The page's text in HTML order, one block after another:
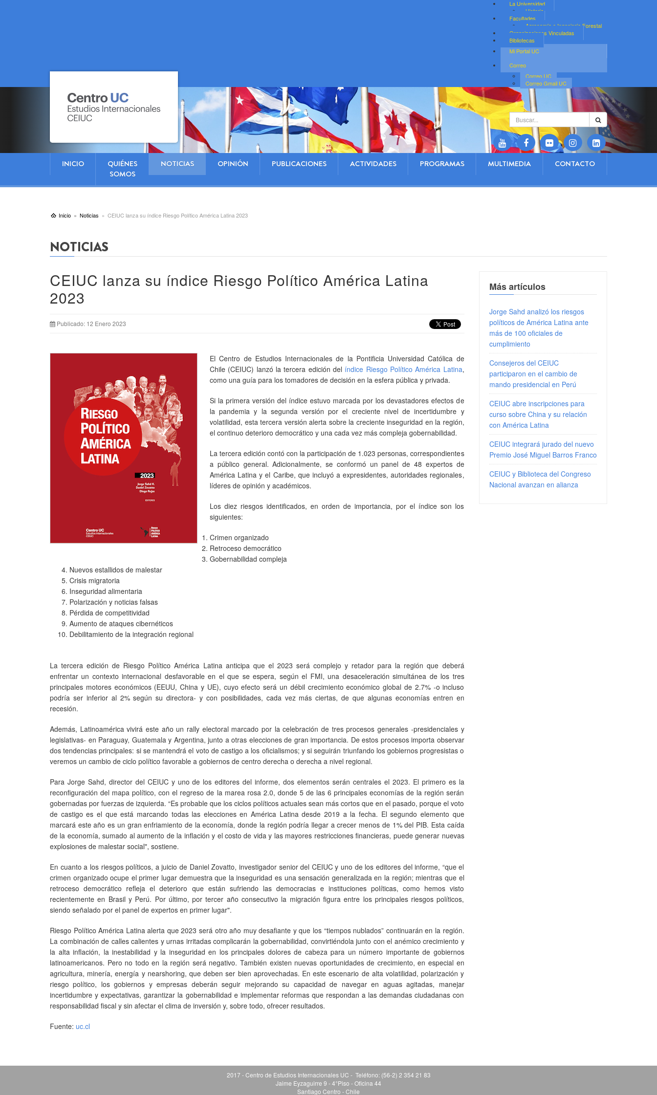
La Universidad
Historia
Facultades
Agronomía e Ingeniería Forestal
Organizaciones Vinculadas
Bibliotecas
Mi Portal UC
Correo
Correo UC
Correo Gmail UC
Buscar...
INICIO
QUIÉNES
SOMOS
NOTICIAS OPINIÓN PUBLICACIONES ACTIVIDADES PROGRAMAS MULTIMEDIA CONTACTO
Inicio Noticias CEIUC lanza su índice Riesgo Político América Latina 2023
NOTICIAS
CEIUC lanza su índice Riesgo Político América Latina
2023
Publicado: 12 Enero 2023
El Centro de Estudios Internacionales de la Pontificia Universidad Católica de
Chile (CEIUC) lanzó la tercera edición del índice Riesgo Político América Latina,
como una guía para los tomadores de decisión en la esfera pública y privada.
Si la primera versión del índice estuvo marcada por los devastadores efectos de
la pandemia y la segunda versión por el creciente nivel de incertidumbre y
volatilidad, esta tercera versión alerta sobre la creciente inseguridad en la región,
el continuo deterioro democrático y una cada vez más compleja gobernabilidad.
La tercera edición contó con la participación de 1.023 personas, correspondientes
a público general. Adicionalmente, se conformó un panel de 48 expertos de
América Latina y el Caribe, que incluyó a expresidentes, autoridades regionales,
líderes de opinión y académicos.
Los diez riesgos identificados, en orden de importancia, por el índice son los
siguientes:
Crimen organizado
Retroceso democrático
Gobernabilidad compleja
Nuevos estallidos de malestar
Crisis migratoria
Inseguridad alimentaria
Polarización y noticias falsas
Pérdida de competitividad
Aumento de ataques cibernéticos
Debilitamiento de la integración regional
La tercera edición de Riesgo Político América Latina anticipa que el 2023 será complejo y retador para la región que deberá
enfrentar un contexto internacional desfavorable en el que se espera, según el FMI, una desaceleración simultánea de los tres
principales motores económicos (EEUU, China y UE), cuyo efecto será un débil crecimiento económico global de 2.7% -o incluso
podría ser inferior al 2% según su directora- y con posibilidades, cada vez más ciertas, de que algunas economías entren en
recesión.
Además, Latinoamérica vivirá este año un rally electoral marcado por la celebración de tres procesos generales -presidenciales y
legislativas- en Paraguay, Guatemala y Argentina, junto a otras elecciones de gran importancia. De estos procesos importa observar
dos tendencias principales: si se mantendrá el voto de castigo a los oficialismos; y si seguirán triunfando los gobiernos progresistas o
veremos un cambio de ciclo político favorable a gobiernos de centro derecha o derecha a nivel regional.
Para Jorge Sahd, director del CEIUC y uno de los editores del informe, dos elementos serán centrales el 2023. El primero es la
reconfiguración del mapa político, con el regreso de la marea rosa 2.0, donde 5 de las 6 principales economías de la región serán
gobernadas por fuerzas de izquierda. “Es probable que los ciclos políticos actuales sean más cortos que en el pasado, porque el voto
de castigo es el que está marcando todas las elecciones en América Latina desde 2019 a la fecha. El segundo elemento que
marcará este año es un gran enfriamiento de la economía, donde la región podría llegar a crecer menos de 1% del PIB. Esta caída
de la economía, sumado al aumento de la inflación y el costo de vida y las mayores restricciones financieras, puede generar nuevas
explosiones de malestar social", sostiene.
En cuanto a los riesgos políticos, a juicio de Daniel Zovatto, investigador senior del CEIUC y uno de los editores del informe, “que el
crimen organizado ocupe el primer lugar demuestra que la inseguridad es una sensación generalizada en la región; mientras que el
retroceso democrático refleja el deterioro que están sufriendo las democracias e instituciones políticas, como hemos visto
recientemente en Brasil y Perú. Por último, por tercer año consecutivo la migración figura entre los principales riesgos políticos,
siendo señalado por el panel de expertos en primer lugar".
Riesgo Político América Latina alerta que 2023 será otro año muy desafiante y que los “tiempos nublados” continuarán en la región.
La combinación de calles calientes y urnas irritadas complicarán la gobernabilidad, convirtiéndola junto con el anémico crecimiento y
la alta inflación, la inestabilidad y la inseguridad en los principales dolores de cabeza para un número importante de gobiernos
latinoamericanos. Pero no todo en la región será negativo. También existen nuevas oportunidades de crecimiento, en especial en
agricultura, minería, energía y nearshoring, que deben ser bien aprovechadas. En este escenario de alta volatilidad, polarización y
riesgo político, los gobiernos y empresas deberán seguir mejorando su capacidad de navegar en aguas agitadas, manejar
incertidumbre y expectativas, garantizar la gobernabilidad e implementar reformas que respondan a las demandas ciudadanas con
responsabilidad fiscal y sin afectar el clima de inversión y, sobre todo, ofrecer resultados.
Fuente: uc.cl
Más artículos
Jorge Sahd analizó los riesgos
políticos de América Latina ante
más de 100 oficiales de
cumplimiento
Consejeros del CEIUC
participaron en el cambio de
mando presidencial en Perú
CEIUC abre inscripciones para
curso sobre China y su relación
con América Latina
CEIUC integrará jurado del nuevo
Premio José Miguel Barros Franco
CEIUC y Biblioteca del Congreso
Nacional avanzan en alianza
2017 - Centro de Estudios Internacionales UC - Teléfono: (56-2) 2 354 21 83
Jaime Eyzaguirre 9 - 4°Piso - Oficina 44
Santiago Centro - Chile